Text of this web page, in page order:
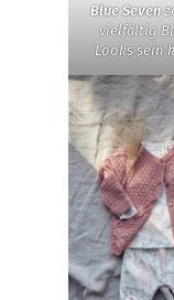
Blue Seven
vielfältig
Looks sein